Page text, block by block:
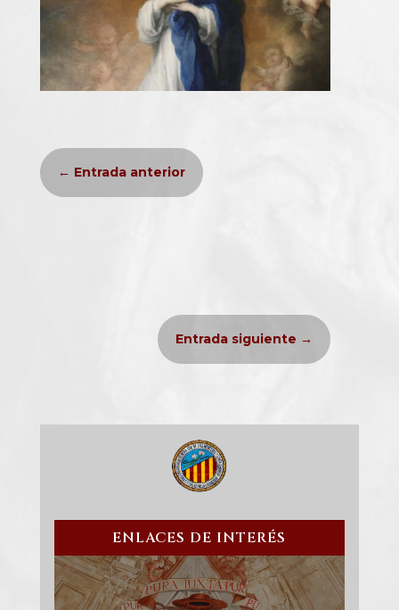
← Entrada anterior
Entrada siguiente →
ENLACES DE INTERÉS